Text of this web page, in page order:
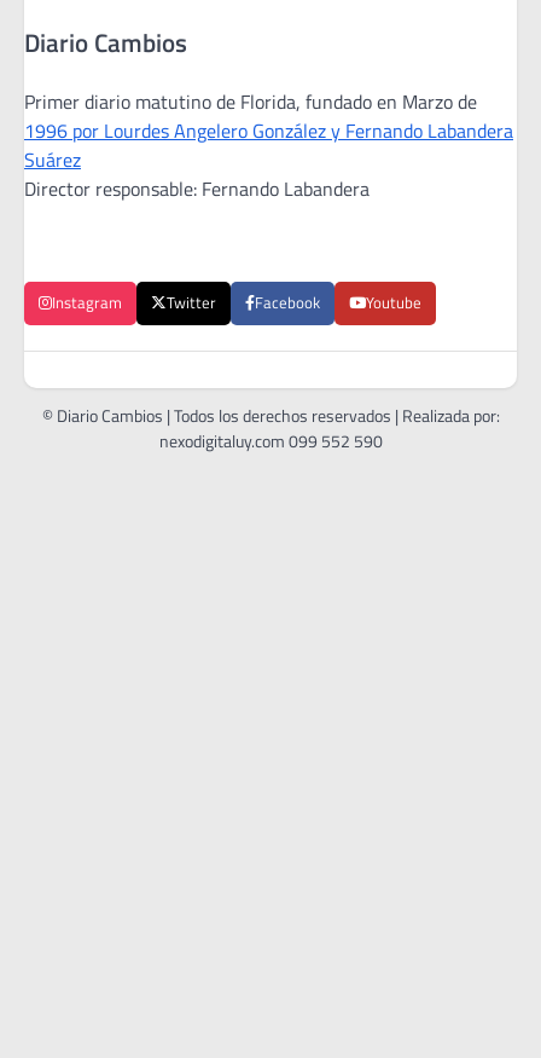
Diario Cambios
Primer diario matutino de Florida, fundado en Marzo de
1996 por Lourdes Angelero González y Fernando Labandera
Suárez
Director responsable: Fernando Labandera
Instagram Twitter Facebook Youtube